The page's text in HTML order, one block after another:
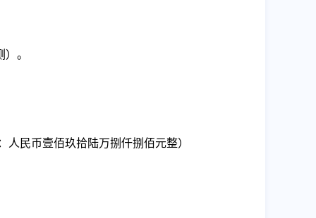
。
人民币壹佰玖拾陆万捌仟捌佰元整）